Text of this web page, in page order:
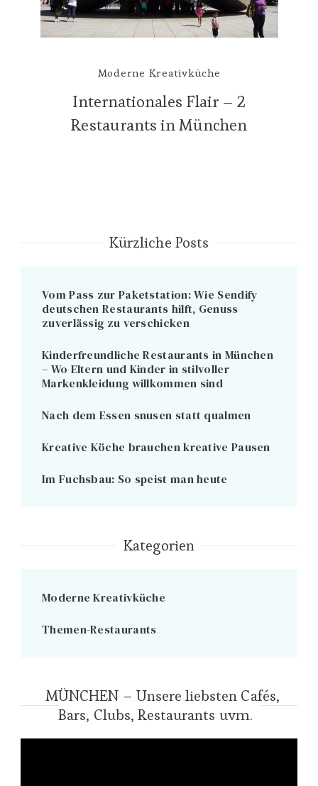
Moderne Kreativküche
Internationales Flair – 2
Restaurants in München
Kürzliche Posts
Vom Pass zur Paketstation: Wie Sendify
deutschen Restaurants hilft, Genuss
zuverlässig zu verschicken
Kinderfreundliche Restaurants in München
– Wo Eltern und Kinder in stilvoller
Markenkleidung willkommen sind
Nach dem Essen snusen statt qualmen
Kreative Köche brauchen kreative Pausen
Im Fuchsbau: So speist man heute
Kategorien
Moderne Kreativküche
Themen-Restaurants
MÜNCHEN – Unsere liebsten Cafés,
Bars, Clubs, Restaurants uvm.